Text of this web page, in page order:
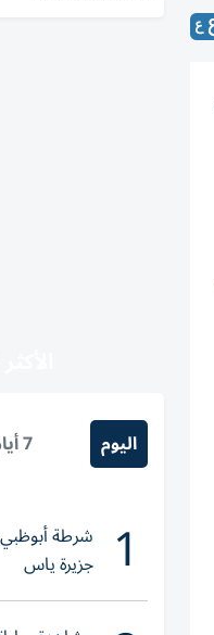
اليوم 7 أيام
1 شرطة
جزيرة ياس